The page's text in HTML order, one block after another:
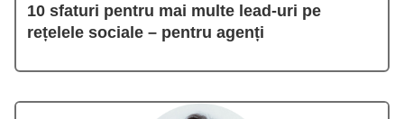
10 sfaturi pentru mai multe lead-uri pe
rețelele sociale – pentru agenți